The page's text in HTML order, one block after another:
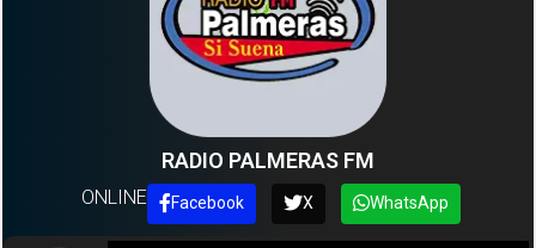
RADIO PALMERAS FM
ONLINE Facebook X WhatsApp